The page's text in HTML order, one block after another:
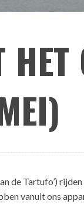
de Tartufo’)
vanuit ons